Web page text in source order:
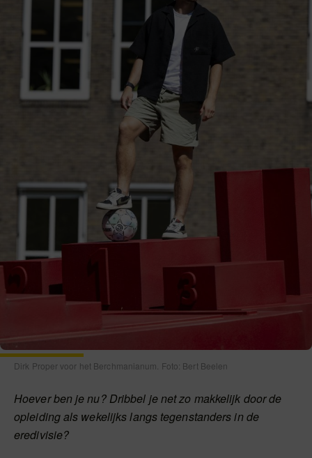
Dirk Proper voor het Berchmanianum. Foto: Bert Beelen
Hoever ben je nu? Dribbel je net zo makkelijk door de
opleiding als wekelijks langs tegenstanders in de
eredivisie?